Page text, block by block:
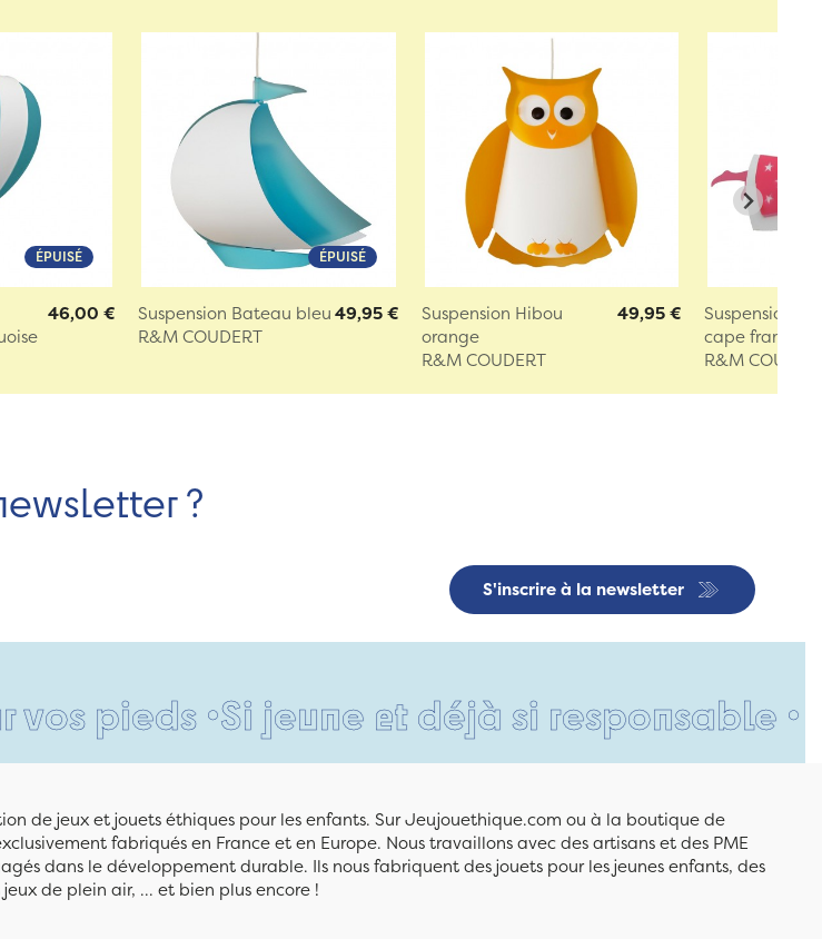
ÉPUISÉ
46,00 €
ÉPUISÉ
Suspension Bateau bleu
R&M COUDERT
49,95 €
Suspension Hibou
orange
R&M COUDERT
49,95 €
Suspension
cape
R&M
?
S'inscrire à la newsletter
• Si jeune et déjà si responsable • Un
de jeux et jouets éthiques pour les enfants. Sur Jeujouethique.com ou à la boutique de
fabriqués en France et en Europe. Nous travaillons avec des artisans et des PME
dans le développement durable. Ils nous fabriquent des jouets pour les jeunes enfants, des
de plein air, ... et bien plus encore !